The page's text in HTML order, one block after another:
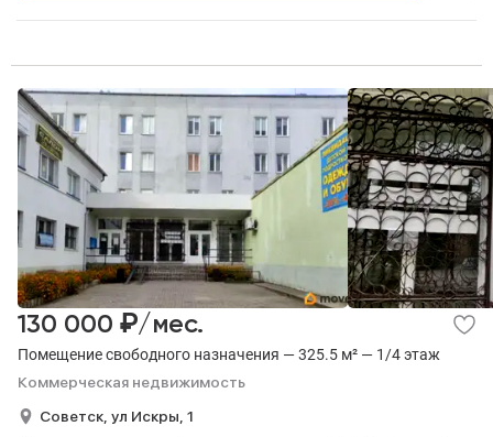
Помещение свободного назначения — 325.5 м² — 1/4 этаж
Коммерческая недвижимость
130 000 ₽/мес.
Советск, ул Искры, 1